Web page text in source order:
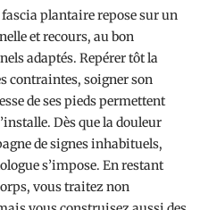
plantaire repose sur un
et recours, au bon
adaptés. Repérer tôt la
contraintes, soigner son
de ses pieds permettent
Dès que la douleur
de signes inhabituels,
s’impose. En restant
vous traitez non